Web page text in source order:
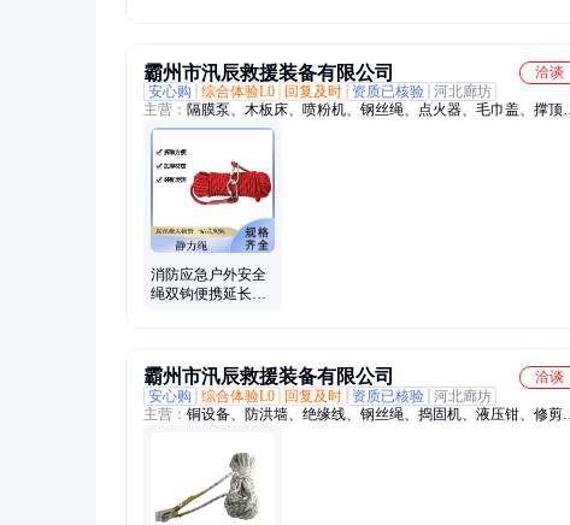
霸州市汛辰救援装备有限公司
洽谈
安心购
综合体验L0 回复及时 资质已核验 河北廊坊
主营： 隔膜泵、木板床、喷粉机、钢丝绳、点火器、毛巾盖、撑顶
器、午休床、露营灯、灭火泵、救生圈、消防泵、保护鞋、背油桶、
离心泵、救生衣、割灌机、工作服、照明灯、救援鞋、隔热服、棉帐
篷、雷锋帽、防寒棉袄、救援手套、绝缘支线
消防应急户外安全
绳双钩便携延长逃
霸州市汛辰救援装备有限公司
洽谈
安心购
综合体验L0 回复及时 资质已核验 河北廊坊
主营： 铜设备、防洪墙、绝缘线、钢丝绳、捣固机、液压钳、修剪
测试仪、动力泵、钓鱼船、绝缘鞋、放线车、登高板、结线夹、防蜂
服、土工布、气动植、拉缆机、清理机